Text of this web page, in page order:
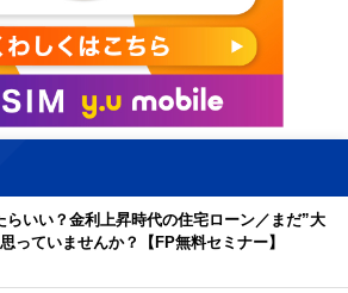
らいい？金利上昇時代の住宅ローン／まだ”大
っていませんか？【FP無料セミナー】